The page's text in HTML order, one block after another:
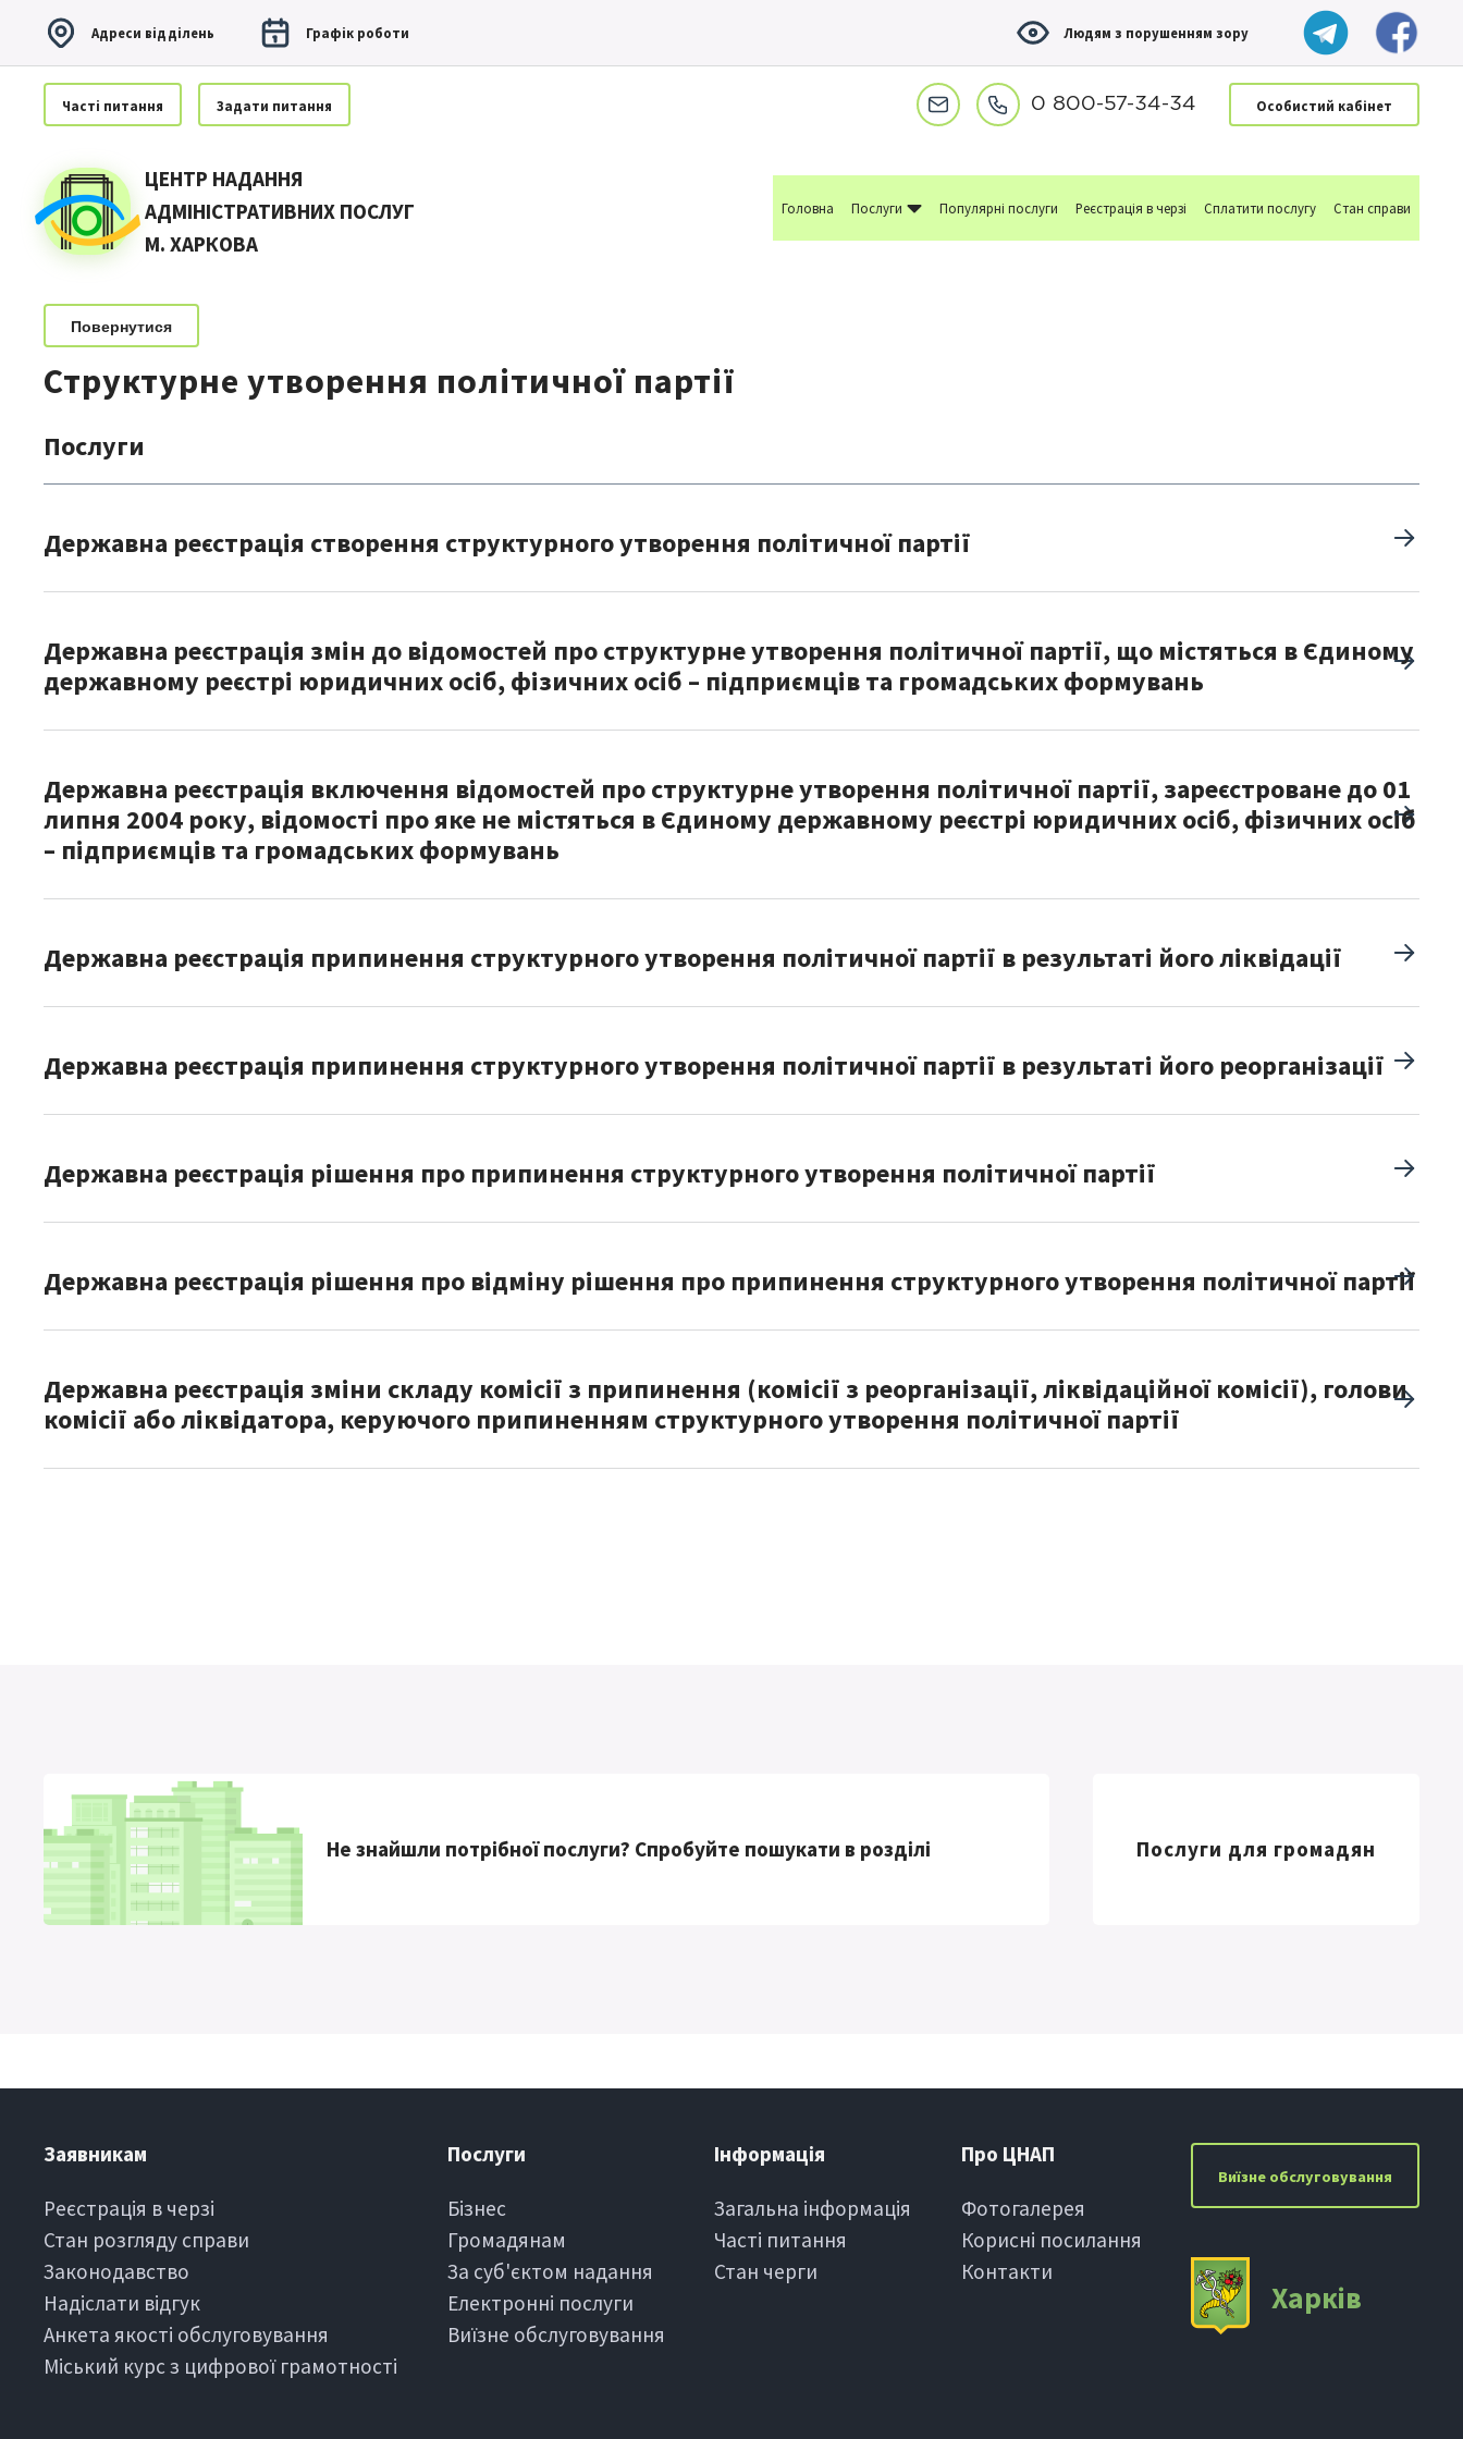
Адреси вiддiлень Графiк роботи Людям з порушенням зору
Частi питання Задати питання 0 800-57-34-34 Особистий кабінет
ЦЕНТР НАДАННЯ
АДМІНІСТРАТИВНИХ ПОСЛУГ
М. ХАРКОВА
Головна Послуги Популярні послуги Реєстрація в черзі Сплатити послугу Стан справи
Повернутися
Структурне утворення політичної партії
Послуги
Державна реєстрація створення структурного утворення політичної партії
Державна реєстрація змін до відомостей про структурне утворення політичної партії, що містяться в Єдиному
державному реєстрі юридичних осіб, фізичних осіб – підприємців та громадських формувань
Державна реєстрація включення відомостей про структурне утворення політичної партії, зареєстроване до 01
липня 2004 року, відомості про яке не містяться в Єдиному державному реєстрі юридичних осіб, фізичних осіб
– підприємців та громадських формувань
Державна реєстрація припинення структурного утворення політичної партії в результаті його ліквідації
Державна реєстрація припинення структурного утворення політичної партії в результаті його реорганізації
Державна реєстрація рішення про припинення структурного утворення політичної партії
Державна реєстрація рішення про відміну рішення про припинення структурного утворення політичної партії
Державна реєстрація зміни складу комісії з припинення (комісії з реорганізації, ліквідаційної комісії), голови
комісії або ліквідатора, керуючого припиненням структурного утворення політичної партії
Не знайшли потрібної послуги? Спробуйте пошукати в розділі Послуги для громадян
Заявникам
Реєстрація в черзi
Стан розгляду справи
Законодавство
Надіслати вiдгук
Анкета якості обслуговування
Міський курс з цифрової грамотності
Послуги
Бiзнес
Громадянам
За суб'єктом надання
Електроннi послуги
Виїзне обслуговування
Iнформацiя
Загальна інформація
Частi питання
Стан черги
Про ЦНАП
Фотогалерея
Корисні посилання
Контакти
Виїзне обслуговування
Харкiв